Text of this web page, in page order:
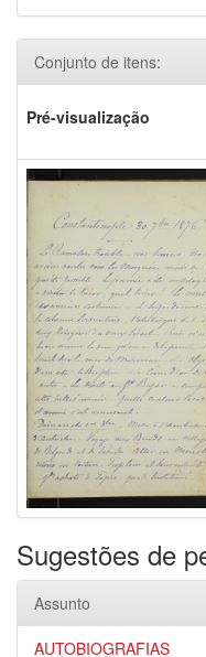
Conjunto de itens:
Pré-visualização
Sugestões de
Assunto
AUTOBIOGRAFIAS